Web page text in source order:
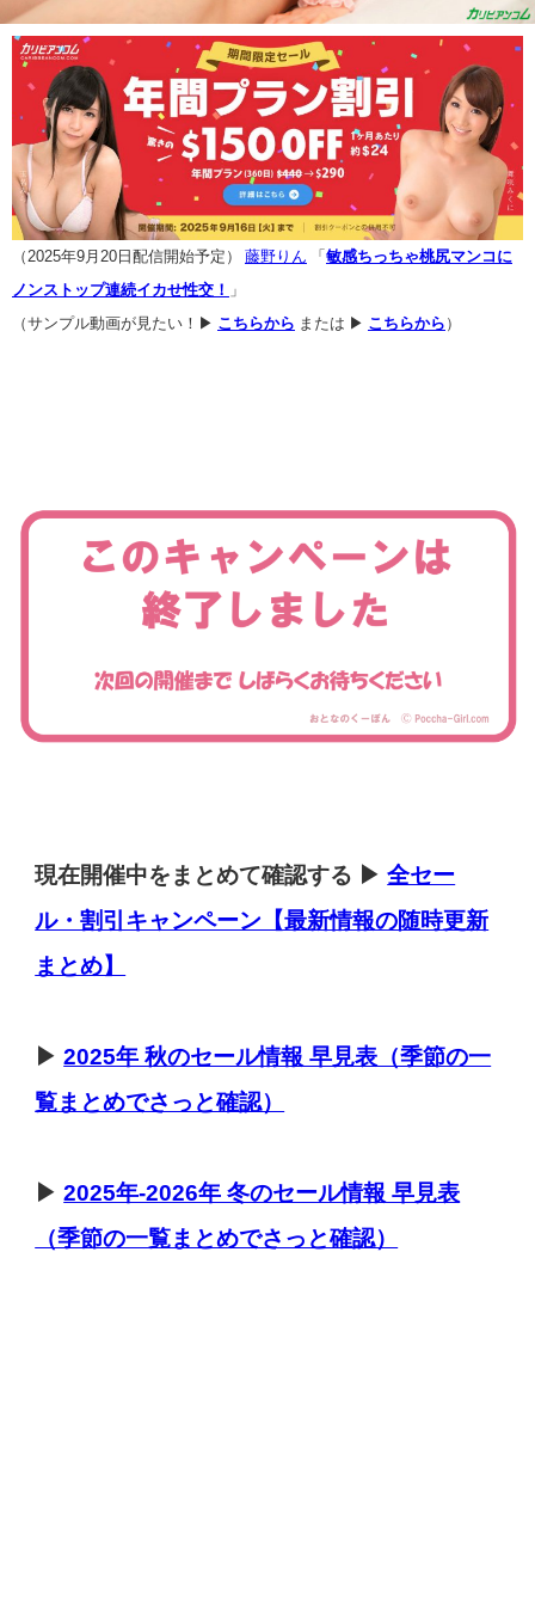
（2025年9月20日配信開始予定） 藤野りん 「 敏感ちっちゃ桃尻マンコに
ノンストップ連続イカせ性交！ 」
（サンプル動画が見たい！▶ こちらから または ▶ こちらから ）
現在開催中をまとめて確認する ▶全セー
ル・割引キャンペーン【最新情報の随時更新
まとめ】
▶2025年 秋のセール情報 早見表（季節の一
覧まとめでさっと確認）
▶2025年-2026年 冬のセール情報 早見表
（季節の一覧まとめでさっと確認）